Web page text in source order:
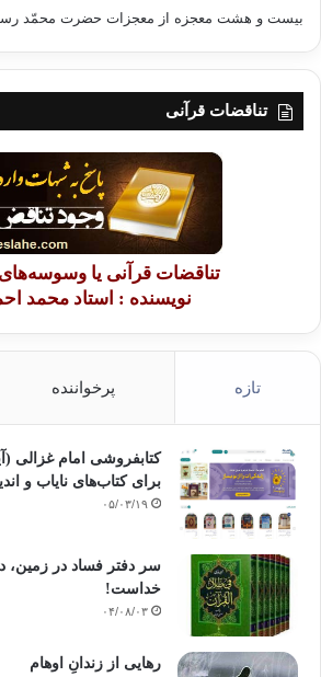
بیست و هشت معجزه از معجزات حضرت محمّد
تناقضات قرآنی
تناقضات قرآنی یا
نویسنده : استاد محمد
تازه پرخواننده
کتابفروشی امام
برای کتاب‌های نایاب و
۰۵/۰۳/۱۹
سر دفتر فساد در زمین‌،
خداست‌!
۰۴/۰۸/۰۳
رهایی از زندانِ اوهام